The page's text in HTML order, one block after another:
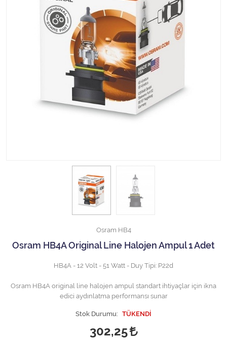
Halojen Off Road Rally Ampulü
Motosiklet Halojen Far Ampulü
Kamyon Halojen Far Ampulü
Kamyon Halojen Park Ampulü
Osram HB4
Osram HB4A Original Line Halojen Ampul 1 Adet
HB4A - 12 Volt - 51 Watt - Duy Tipi: P22d
Osram HB4A original line halojen ampul standart ihtiyaçlar için ikna
edici aydınlatma performansı sunar
Stok Durumu: TÜKENDİ
302,25